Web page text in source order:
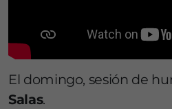
El domingo, sesión de
Salas.